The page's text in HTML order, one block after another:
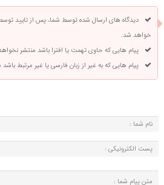
دیدگاه های ارسال شده توسط شما، پس از تایید
خواهد شد.
پیام هایی که حاوی تهمت یا افترا باشد منتشر
پیام هایی که به غیر از زبان فارسی یا غیر مرتبط